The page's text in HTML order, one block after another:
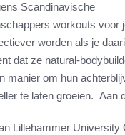
Scandinavische
workouts voor
worden als je
dat ze natural-
manier om hun
te laten groeien. Aan
Lillehammer University